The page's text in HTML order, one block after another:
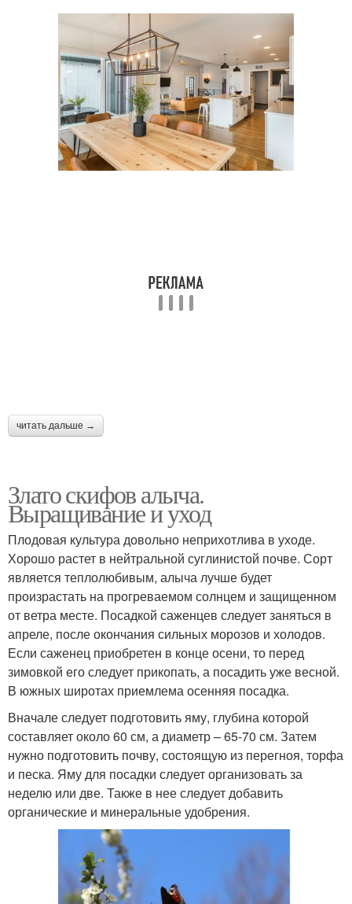
читать дальше →
Злато скифов алыча.
Выращивание и уход
Плодовая культура довольно неприхотлива в уходе.
Хорошо растет в нейтральной суглинистой почве. Сорт
является теплолюбивым, алыча лучше будет
произрастать на прогреваемом солнцем и защищенном
от ветра месте. Посадкой саженцев следует заняться в
апреле, после окончания сильных морозов и холодов.
Если саженец приобретен в конце осени, то перед
зимовкой его следует прикопать, а посадить уже весной.
В южных широтах приемлема осенняя посадка.
Вначале следует подготовить яму, глубина которой
составляет около 60 см, а диаметр – 65-70 см. Затем
нужно подготовить почву, состоящую из перегноя, торфа
и песка. Яму для посадки следует организовать за
неделю или две. Также в нее следует добавить
органические и минеральные удобрения.